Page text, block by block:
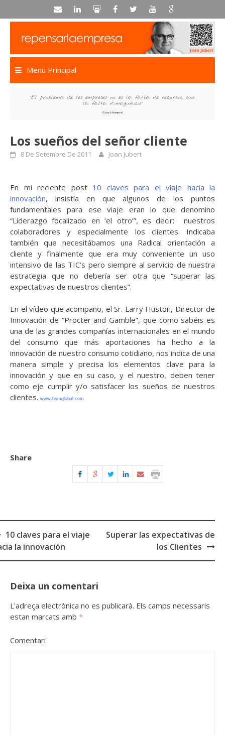
to
Menú Principal
Gary Hammel
“El problema de les empreses no és la falta de recursos, sinó
la falta d’imaginació”
Los sueños del señor cliente
8 De Setembre De 2011 Joan Jubert
En mi reciente post 10 claves para el viaje hacia la
innovación, insistía en que algunos de los puntos
fundamentales para ese viaje eran lo que denomino
“Liderazgo focalizado en ‘el otro’”, es decir: nuestros
colaboradores y especialmente los clientes. Indicaba
también que necesitábamos una Radical orientación a
cliente y finalmente que era muy conveniente un uso
intensivo de las TIC’s pero siempre al servicio de nuestra
estrategia que no debería ser otra que “superar las
expectativas de nuestros clientes”.
En el vídeo que acompaño, el Sr. Larry Huston, Director de
Innovación de “Procter and Gamble”, que como sabéis es
una de las grandes compañías internacionales en el mundo
del consumo que más aportaciones ha hecho a la
innovación de nuestro consumo cotidiano, nos indica de una
manera simple y precisa los elementos clave para la
innovación y que en su caso, y el nuestro, deben tener
como eje cumplir y/o satisfacer los sueños de nuestros
clientes. www.hsmglobal.com
Share
10 claves para el viaje
la innovación
Superar las expectativas de
los Clientes
Deixa un comentari
L'adreça electrònica no es publicarà. Els camps necessaris
estan marcats amb *
Comentari